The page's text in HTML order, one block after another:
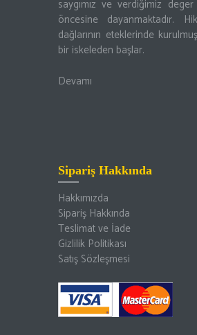
saygımız ve verdiğimiz
öncesine dayanmaktadır.
dağlarının eteklerinde
bir iskeleden başlar.
Devamı
Sipariş Hakkında
Hakkımızda
Sipariş Hakkında
Teslimat ve İade
Gizlilik Politikası
Satış Sözleşmesi